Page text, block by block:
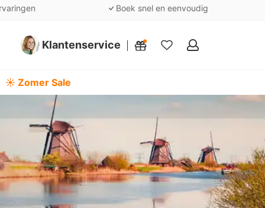
Boek snel en eenvoudig
Klantenservice
Mijn
☀️ Zomer Sale